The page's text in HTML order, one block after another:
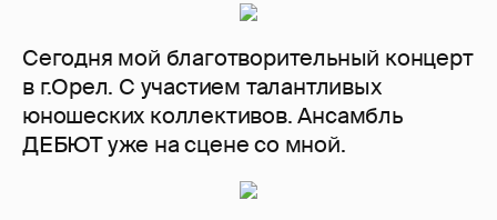
Сегодня мой благотворительный концерт
в г.Орел. С участием талантливых
юношеских коллективов. Ансамбль
ДЕБЮТ уже на сцене со мной.